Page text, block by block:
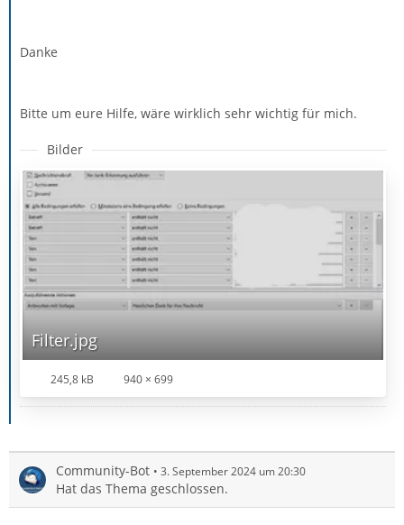
Danke
Bitte um eure Hilfe, wäre wirklich sehr wichtig für mich.
Bilder
Filter.jpg
245,8 kB 940 × 699
Community-Bot 3. September 2024 um 20:30
Hat das Thema geschlossen.